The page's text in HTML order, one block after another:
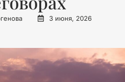
3 июня, 2026